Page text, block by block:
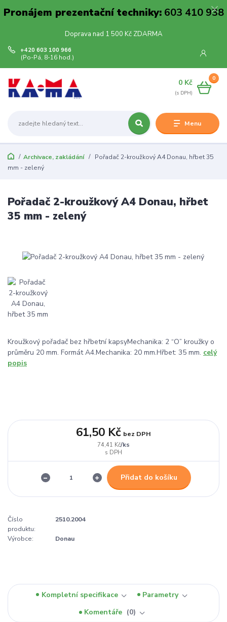
Pronájem prezentační techniky:603 410 938
Doprava nad 1 500 Kč ZDARMA
Menu
+420 603 100 966
(Po-Pá, 8-16 hod.)
0
0 Kč
Archivace, zakládání
Pořadač 2-kroužkový A4 Donau, hřbet 35
mm - zelený
Pořadač 2-kroužkový A4 Donau, hřbet
35 mm - zelený
Kroužkový pořadač bez hřbetní kapsyMechanika: 2 “O” kroužky o
průměru 20 mm. Formát A4.Mechanika: 20 mm.Hřbet: 35 mm. celý
popis
74,41 Kč/ks
61,50 Kč bez DPH
Přidat do košíku
Číslo
produktu:
2510.2004
Výrobce: Donau
Kompletní specifikace
Parametry
Komentáře
0